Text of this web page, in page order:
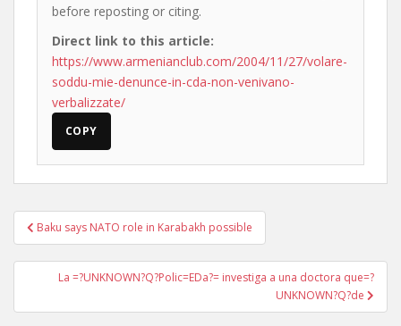
before reposting or citing.
Direct link to this article:
https://www.armenianclub.com/2004/11/27/volare-
soddu-mie-denunce-in-cda-non-venivano-
verbalizzate/
COPY
Post
navigation
Baku says NATO role in Karabakh possible
La =?UNKNOWN?Q?Polic=EDa?= investiga a una doctora que=?
UNKNOWN?Q?de